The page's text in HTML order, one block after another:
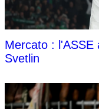
Mercato : l'ASSE
Svetlin